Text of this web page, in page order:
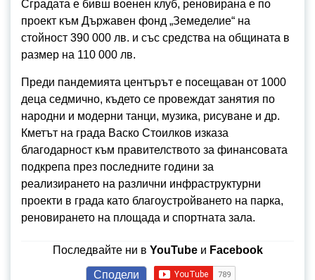
Сградата е бивш военен клуб, реновирана е по
проект към Държавен фонд „Земеделие“ на
стойност 390 000 лв. и със средства на общината в
размер на 110 000 лв.
Преди пандемията центърът е посещаван от 1000
деца седмично, където се провеждат занятия по
народни и модерни танци, музика, рисуване и др.
Кметът на града Васко Стоилков изказа
благодарност към правителството за финансовата
подкрепа през последните години за
реализирането на различни инфраструктурни
проекти в града като благоустройването на парка,
реновирането на площада и спортната зала.
Последвайте ни в YouTubeи Facebook
Сподели